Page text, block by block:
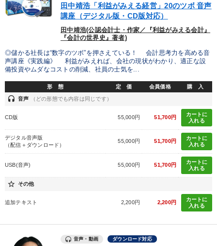
しいただけます
【12月】音声・映像 最新トレンドと時代の潮流を押さえる
【5月】音声・映像
社員が自律的に動き出す組織づくり
組織と人を動かすマネジメント力を磨く
全国経営者セミナー収録〈売れ筋・人気〉音声＆動画20選
2025年夏季全国経営者セミナー収録講演ＣＤ・講演ＤＶＤ・デジ
タル版（音声／動画ストリーミング・ダウンロード）
井上和弘の財務力UP 「儲けの本質」を突く
目的別
田中靖浩「利益がみえる経営」20のツボ 音声
講座（デジタル版・CD版対応）
田中靖浩(公認会計士・作家／『利益がみえる会計』
『会計の世界史』著者)
◎儲かる社長は“数字のツボ”を押さえている！ 会計思考力を高める音
声講座《実践編》 利益がみえれば、会社の現状がわかり、適正な設
備投資やムダなコストの削減、社員の士気を...
形 態 定 価 会員価格 購 入
headset 音声 （どの形態でも内容は同じです）
CD版 55,000円 51,700円
カートに
入れる
デジタル音声版
（配信＋ダウンロード）
55,000円 51,700円
カートに
入れる
USB(音声) 55,000円 51,700円
カートに
入れる
star_border その他
追加テキスト 2,200円 2,200円
カートに
入れる
音声・動画 ダウンロード対応